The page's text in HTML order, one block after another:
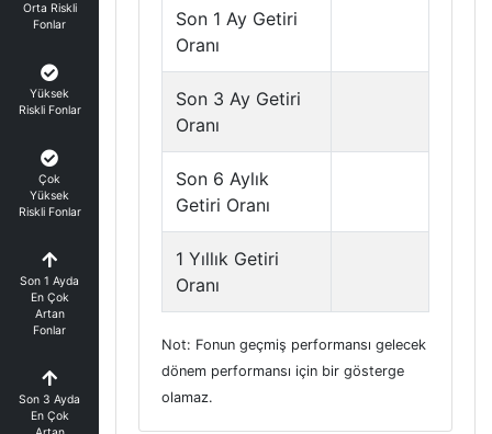
Orta Riskli
Fonlar
Yüksek
Riskli Fonlar
Çok
Yüksek
Riskli Fonlar
Son 1 Ayda
En Çok
Artan
Fonlar
Son 3 Ayda
En Çok
Son 1 Ay Getiri
Oranı
Son 3 Ay Getiri
Oranı
Son 6 Aylık
Getiri Oranı
1 Yıllık Getiri
Oranı
Not: Fonun geçmiş performansı gelecek
dönem performansı için bir gösterge
olamaz.